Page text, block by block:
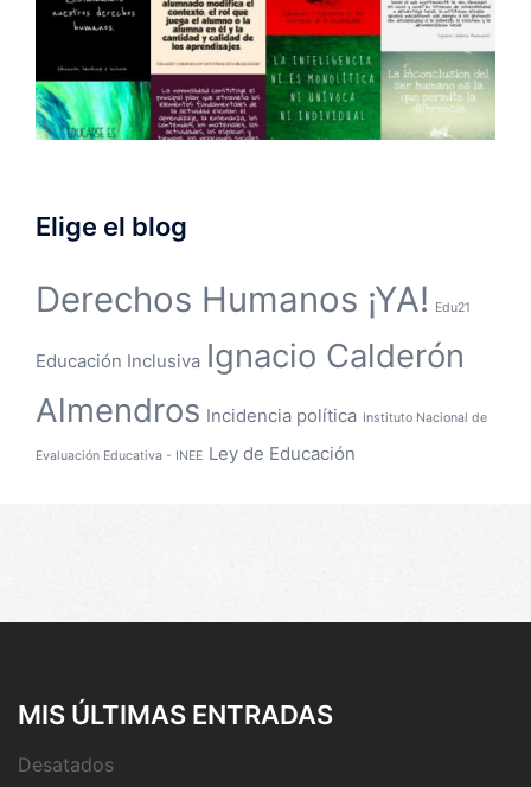
Elige el blog
Derechos Humanos ¡YA! Edu21
Educación Inclusiva Ignacio Calderón
Almendros Incidencia política Instituto Nacional de
Evaluación Educativa - INEE Ley de Educación
MIS ÚLTIMAS ENTRADAS
Desatados